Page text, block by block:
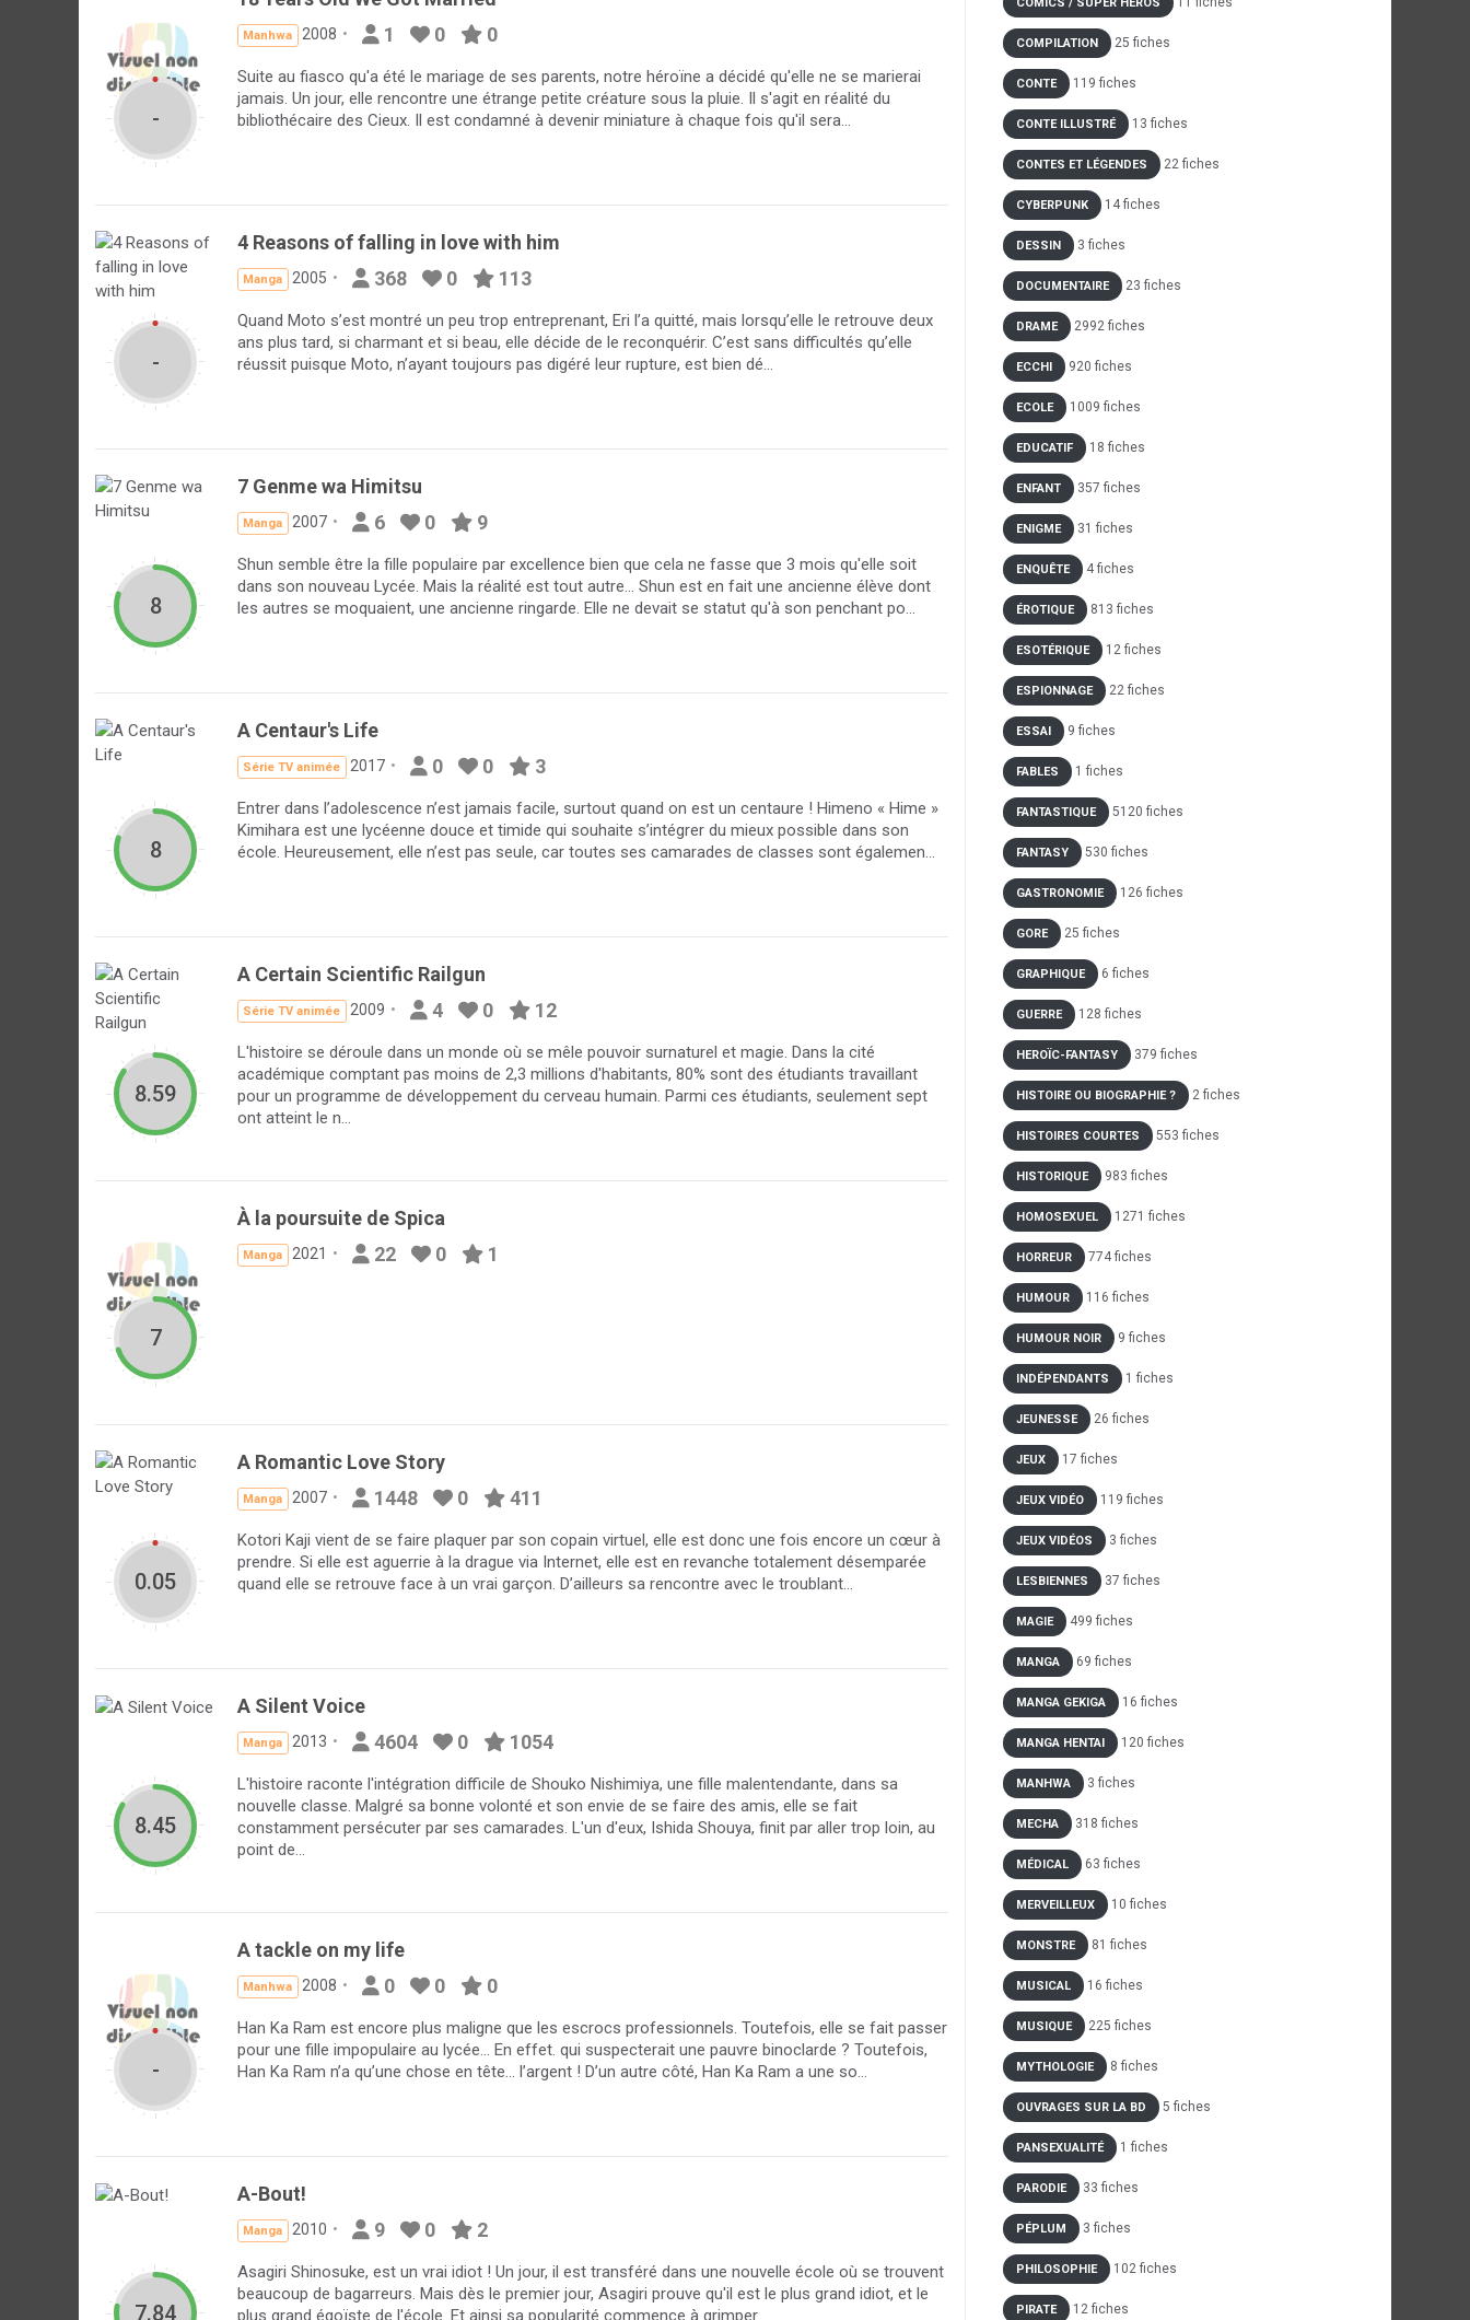
-
Manhwa 2008 1 0 0
Suite au fiasco qu'a été le mariage de ses parents, notre héroïne a décidé qu'elle ne se marierai
jamais. Un jour, elle rencontre une étrange petite créature sous la pluie. Il s'agit en réalité du
bibliothécaire des Cieux. Il est condamné à devenir miniature à chaque fois qu'il sera...
-
4 Reasons of falling in love with him
Manga 2005 368 0 113
Quand Moto s’est montré un peu trop entreprenant, Eri l’a quitté, mais lorsqu’elle le retrouve deux
ans plus tard, si charmant et si beau, elle décide de le reconquérir. C’est sans difficultés qu’elle
réussit puisque Moto, n’ayant toujours pas digéré leur rupture, est bien dé...
8
7 Genme wa Himitsu
Manga 2007 6 0 9
Shun semble être la fille populaire par excellence bien que cela ne fasse que 3 mois qu'elle soit
dans son nouveau Lycée. Mais la réalité est tout autre... Shun est en fait une ancienne élève dont
les autres se moquaient, une ancienne ringarde. Elle ne devait se statut qu'à son penchant po...
8
A Centaur's Life
Série TV animée 2017 0 0 3
Entrer dans l’adolescence n’est jamais facile, surtout quand on est un centaure ! Himeno « Hime »
Kimihara est une lycéenne douce et timide qui souhaite s’intégrer du mieux possible dans son
école. Heureusement, elle n’est pas seule, car toutes ses camarades de classes sont égalemen...
8.59
A Certain Scientific Railgun
Série TV animée 2009 4 0 12
L'histoire se déroule dans un monde où se mêle pouvoir surnaturel et magie. Dans la cité
académique comptant pas moins de 2,3 millions d'habitants, 80% sont des étudiants travaillant
pour un programme de développement du cerveau humain. Parmi ces étudiants, seulement sept
ont atteint le n...
7
À la poursuite de Spica
Manga 2021 22 0 1
0.05
A Romantic Love Story
Manga 2007 1448 0 411
Kotori Kaji vient de se faire plaquer par son copain virtuel, elle est donc une fois encore un cœur à
prendre. Si elle est aguerrie à la drague via Internet, elle est en revanche totalement désemparée
quand elle se retrouve face à un vrai garçon. D’ailleurs sa rencontre avec le troublant...
8.45
A Silent Voice
Manga 2013 4604 0 1054
L'histoire raconte l'intégration difficile de Shouko Nishimiya, une fille malentendante, dans sa
nouvelle classe. Malgré sa bonne volonté et son envie de se faire des amis, elle se fait
constamment persécuter par ses camarades. L'un d'eux, Ishida Shouya, finit par aller trop loin, au
point de...
-
A tackle on my life
Manhwa 2008 0 0 0
Han Ka Ram est encore plus maligne que les escrocs professionnels. Toutefois, elle se fait passer
pour une fille impopulaire au lycée... En effet. qui suspecterait une pauvre binoclarde ? Toutefois,
Han Ka Ram n’a qu’une chose en tête... l’argent ! D’un autre côté, Han Ka Ram a une so...
7.84
A-Bout!
Manga 2010 9 0 2
Asagiri Shinosuke, est un vrai idiot ! Un jour, il est transféré dans une nouvelle école où se trouvent
beaucoup de bagarreurs. Mais dès le premier jour, Asagiri prouve qu'il est le plus grand idiot, et le
plus grand égoïste de l'école. Et ainsi sa popularité commence à grimper.
COMPILATION 25 fiches
CONTE 119 fiches
CONTE ILLUSTRÉ 13 fiches
CONTES ET LÉGENDES 22 fiches
CYBERPUNK 14 fiches
DESSIN 3 fiches
DOCUMENTAIRE 23 fiches
DRAME 2992 fiches
ECCHI 920 fiches
ECOLE 1009 fiches
EDUCATIF 18 fiches
ENFANT 357 fiches
ENIGME 31 fiches
ENQUÊTE 4 fiches
ÉROTIQUE 813 fiches
ESOTÉRIQUE 12 fiches
ESPIONNAGE 22 fiches
ESSAI 9 fiches
FABLES 1 fiches
FANTASTIQUE 5120 fiches
FANTASY 530 fiches
GASTRONOMIE 126 fiches
GORE 25 fiches
GRAPHIQUE 6 fiches
GUERRE 128 fiches
HEROÏC-FANTASY 379 fiches
HISTOIRE OU BIOGRAPHIE ? 2 fiches
HISTOIRES COURTES 553 fiches
HISTORIQUE 983 fiches
HOMOSEXUEL 1271 fiches
HORREUR 774 fiches
HUMOUR 116 fiches
HUMOUR NOIR 9 fiches
INDÉPENDANTS 1 fiches
JEUNESSE 26 fiches
JEUX 17 fiches
JEUX VIDÉO 119 fiches
JEUX VIDÉOS 3 fiches
LESBIENNES 37 fiches
MAGIE 499 fiches
MANGA 69 fiches
MANGA GEKIGA 16 fiches
MANGA HENTAI 120 fiches
MANHWA 3 fiches
MECHA 318 fiches
MÉDICAL 63 fiches
MERVEILLEUX 10 fiches
MONSTRE 81 fiches
MUSICAL 16 fiches
MUSIQUE 225 fiches
MYTHOLOGIE 8 fiches
OUVRAGES SUR LA BD 5 fiches
PANSEXUALITÉ 1 fiches
PARODIE 33 fiches
PÉPLUM 3 fiches
PHILOSOPHIE 102 fiches
PIRATE 12 fiches